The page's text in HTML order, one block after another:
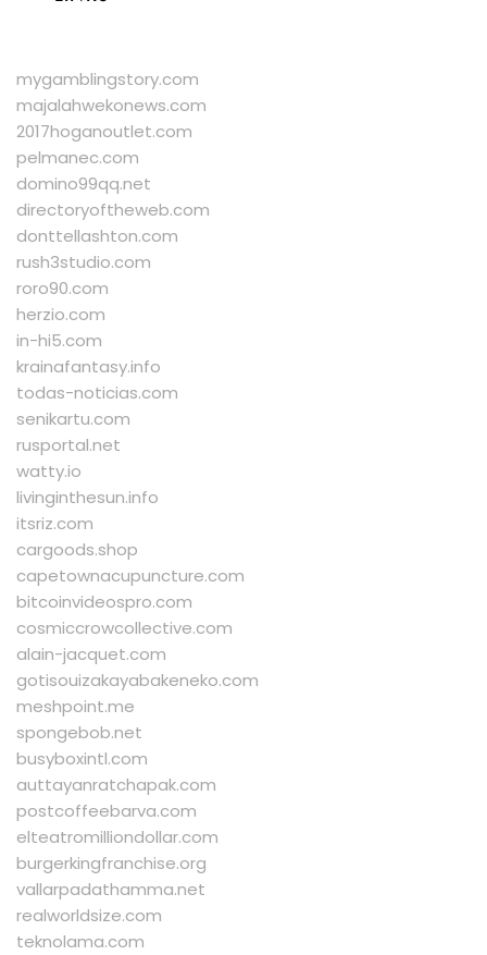
mygamblingstory.com
majalahwekonews.com
2017hoganoutlet.com
pelmanec.com
domino99qq.net
directoryoftheweb.com
donttellashton.com
rush3studio.com
roro90.com
herzio.com
in-hi5.com
krainafantasy.info
todas-noticias.com
senikartu.com
rusportal.net
watty.io
livinginthesun.info
itsriz.com
cargoods.shop
capetownacupuncture.com
bitcoinvideospro.com
cosmiccrowcollective.com
alain-jacquet.com
gotisouizakayabakeneko.com
meshpoint.me
spongebob.net
busyboxintl.com
auttayanratchapak.com
postcoffeebarva.com
elteatromilliondollar.com
burgerkingfranchise.org
vallarpadathamma.net
realworldsize.com
teknolama.com